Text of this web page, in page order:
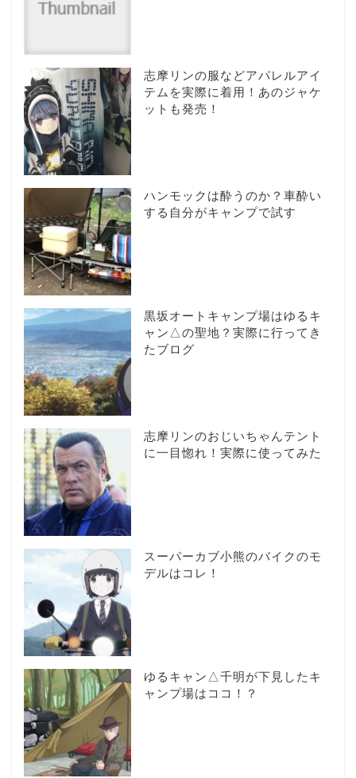
志摩リンの服などアパレルアイ
テムを実際に着用！あのジャケ
ットも発売！
ハンモックは酔うのか？車酔い
する自分がキャンプで試す
黒坂オートキャンプ場はゆるキ
ャン△の聖地？実際に行ってき
たブログ
志摩リンのおじいちゃんテント
に一目惚れ！実際に使ってみた
スーパーカブ小熊のバイクのモ
デルはコレ！
ゆるキャン△千明が下見したキ
ャンプ場はココ！？